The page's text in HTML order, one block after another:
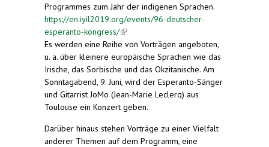
Programmes zum Jahr der indigenen Sprachen.
https://en.iyil2019.org/events/96-deutscher-
esperanto-kongress/(link is external)
Es werden eine Reihe von Vorträgen angeboten,
u. a. über kleinere europäische Sprachen wie das
Irische, das Sorbische und das Okzitanische. Am
Sonntagabend, 9. Juni, wird der Esperanto-Sänger
und Gitarrist JoMo (Jean-Marie Leclerq) aus
Toulouse ein Konzert geben.
Darüber hinaus stehen Vorträge zu einer Vielfalt
anderer Themen auf dem Programm, eine